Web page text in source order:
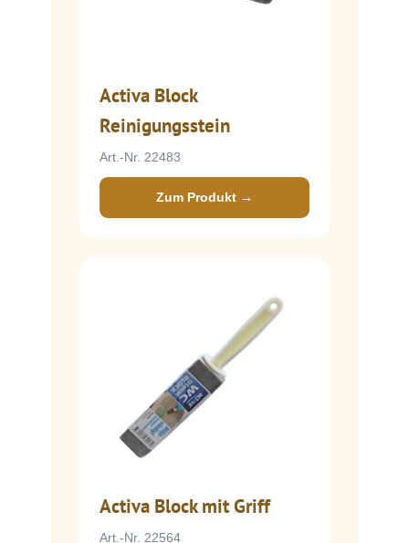
Activa Block
Reinigungsstein
Art.-Nr. 22483
Zum Produkt →
Activa Block mit Griff
Art.-Nr. 22564